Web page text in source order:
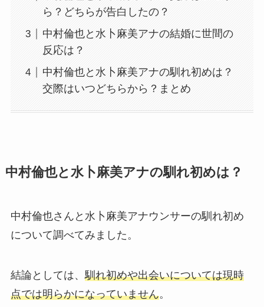
ら？どちらが告白したの？
中村倫也と水卜麻美アナの結婚に世間の
反応は？
中村倫也と水卜麻美アナの馴れ初めは？
交際はいつどちらから？まとめ
中村倫也と水卜麻美アナの馴れ初めは？
中村倫也さんと水卜麻美アナウンサーの馴れ初め
について調べてみました。
結論としては、 馴れ初めや出会いについては現時
点では明らかになっていません。